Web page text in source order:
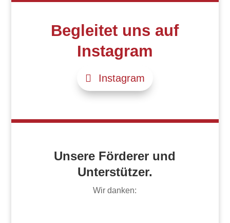
Begleitet uns auf
Instagram
Instagram
Unsere Förderer und
Unterstützer.
Wir danken: